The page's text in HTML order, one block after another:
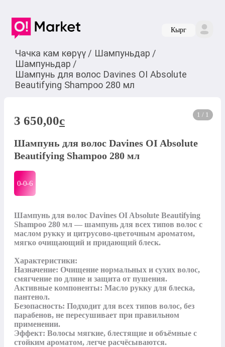
Кырг
Чачка кам көрүү / Шампуньдар /
Шампуньдар /
Шампунь для волос Davines OI Absolute
Beautifying Shampoo 280 мл
1 / 1
3 650,00c
Шампунь для волос Davines OI Absolute
Beautifying Shampoo 280 мл
0-0-6
Шампунь для волос Davines OI Absolute Beautifying
Shampoo 280 мл — шампунь для всех типов волос с
маслом рукку и цитрусово-цветочным ароматом,
мягко очищающий и придающий блеск.
Характеристики:
Назначение: Очищение нормальных и сухих волос,
смягчение по длине и защита от пушения.
Активные компоненты: Масло рукку для блеска,
пантенол.
Безопасность: Подходит для всех типов волос, без
парабенов, не пересушивает при правильном
применении.
Эффект: Волосы мягкие, блестящие и объёмные с
стойким ароматом, легче расчёсываются.